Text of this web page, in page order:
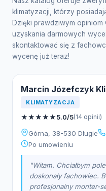
klimatyzacji, którzy
Dzięki prawdziwym
uzyskania darmowych
skontaktować się z
wycenę już teraz!
Marcin Józefczyk
KLIMATYZACJA
★★★★★5.0/5(14 opinii)
Górna, 38-530 Długie
Po umowieniu
"Witam. Chciałbym
doskonały fachowiec.
profesjonalny monter-